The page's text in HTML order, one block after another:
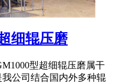
细辊压磨
型超细辊压磨属干
公司结合国内外多种辊